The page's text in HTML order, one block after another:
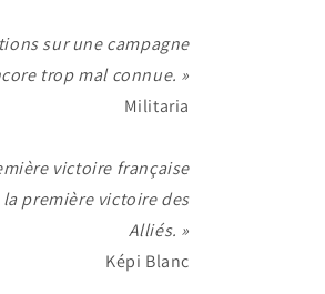
sur une campagne
trop mal connue. »
Militaria
victoire française
première victoire des
Alliés. »
Képi Blanc